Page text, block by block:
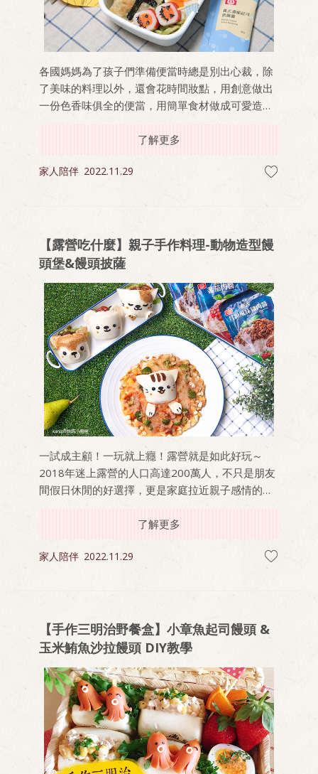
各國媽媽為了孩子們準備便當時總是別出心裁，除
了美味的料理以外，還會花時間妝點，用創意做出
一份色香味俱全的便當，用簡單食材做成可愛造
型，食物頓時間看起來更誘人，想想孩子每天在午
餐或是校外教學時打開便當盒的瞬間，一定是驚喜
又幸福，順便還能跟同學炫耀一下(笑)！
了解更多
家人陪伴 2022.11.29
【露營吃什麼】親子手作料理-動物造型饅
頭堡&饅頭披薩
一試成主顧！一玩就上癮！露營就是如此好玩～
2018年迷上露營的人口高達200萬人，不只是朋友
間假日休閒的好選擇，更是家庭拉近親子感情的最
佳選擇之一。全台各地有不同風格的露營營地滿足
各個需求，不過有一點大家一定很在意，就是「吃
什麼」！
了解更多
家人陪伴 2022.11.29
【手作三明治野餐盒】小章魚起司饅頭 &
玉米鮪魚沙拉饅頭 DIY教學